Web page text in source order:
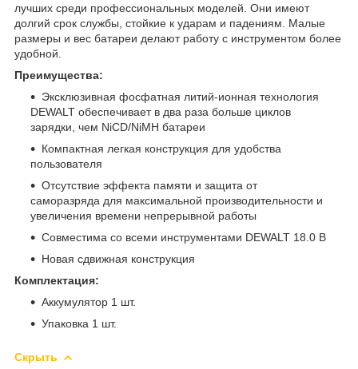
лучших среди профессиональных моделей. Они имеют
долгий срок службы, стойкие к ударам и падениям. Малые
размеры и вес батареи делают работу с инструментом более
удобной.
Преимущества:
Эксклюзивная фосфатная литий-ионная технология
DEWALT обеспечивает в два раза больше циклов
зарядки, чем NiCD/NiMH батареи
Компактная легкая конструкция для удобства
пользователя
Отсутствие эффекта памяти и защита от
саморазряда для максимальной производительности и
увеличения времени непрерывной работы
Совместима со всеми инструментами DEWALT 18.0 В
Новая сдвижная конструкция
Комплектация:
Аккумулятор 1 шт.
Упаковка 1 шт.
Скрыть